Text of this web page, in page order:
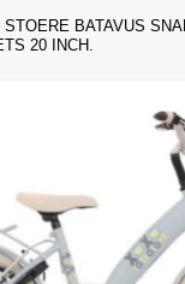
BATAVUS
20 INCH.